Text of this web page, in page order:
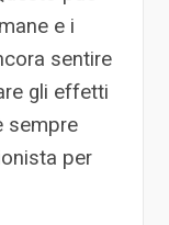
e i
sentire
gli effetti
sempre
per